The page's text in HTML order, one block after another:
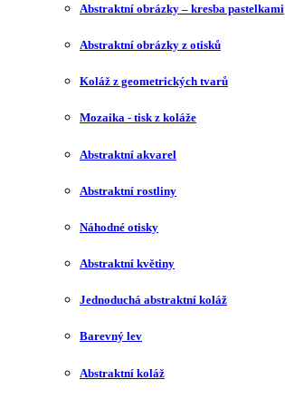
Abstraktní obrázky – kresba pastelkami
Abstraktní obrázky z otisků
Koláž z geometrických tvarů
Mozaika - tisk z koláže
Abstraktní akvarel
Abstraktní rostliny
Náhodné otisky
Abstraktní květiny
Jednoduchá abstraktní koláž
Barevný lev
Abstraktní koláž